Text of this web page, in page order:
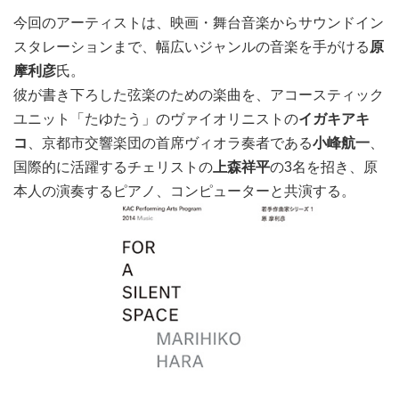
今回のアーティストは、映画・舞台音楽からサウンドイン
スタレーションまで、幅広いジャンルの音楽を手がける 原
摩利彦氏。
彼が書き下ろした弦楽のための楽曲を、アコースティック
ユニット「たゆたう」のヴァイオリニストのイガキアキ
コ
、京都市交響楽団の首席ヴィオラ奏者である小峰航一
国際的に活躍するチェリストの 上森祥平の3名を招き、原
本人の演奏するピアノ、コンピューターと共演する。